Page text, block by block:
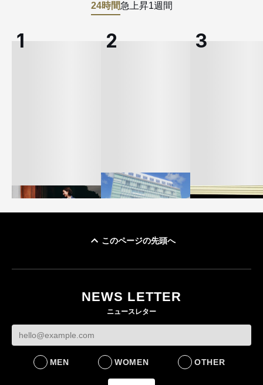
24時間急上昇1週間
ケットなど7型を発売
FASHION
FASHION
BUSINESS
このページの先頭へ
NEWS LETTER
ニュースレター
MEN WOMEN OTHER